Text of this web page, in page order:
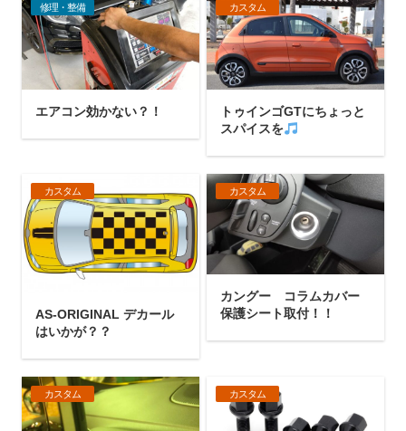
修理・整備
エアコン効かない？！
カスタム
トゥインゴGTにちょっと
スパイスを
カスタム
AS-ORIGINAL デカール
はいかが？？
カスタム
カングー コラムカバー
保護シート取付！！
カスタム カスタム